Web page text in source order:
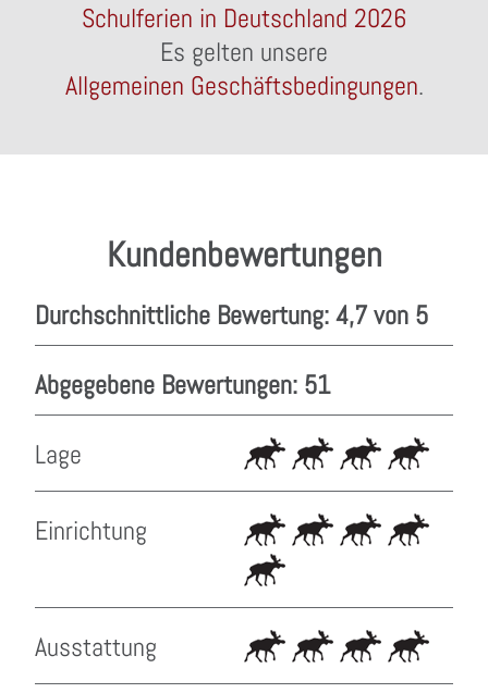
Schulferien in Deutschland 2026
Es gelten unsere
Allgemeinen Geschäftsbedingungen.
Kundenbewertungen
Durchschnittliche Bewertung: 4,7 von 5
Abgegebene Bewertungen: 51
Lage
Einrichtung
Ausstattung